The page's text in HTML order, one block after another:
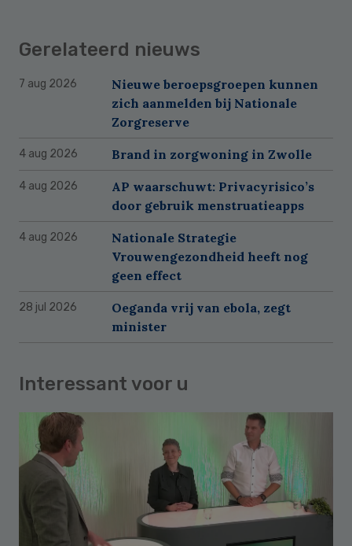
Gerelateerd nieuws
7 aug 2026
Nieuwe beroepsgroepen kunnen
zich aanmelden bij Nationale
Zorgreserve
4 aug 2026 Brand in zorgwoning in Zwolle
4 aug 2026
AP waarschuwt: Privacyrisico’s
door gebruik menstruatieapps
4 aug 2026
Nationale Strategie
Vrouwengezondheid heeft nog
geen effect
28 jul 2026
Oeganda vrij van ebola, zegt
minister
Interessant voor u